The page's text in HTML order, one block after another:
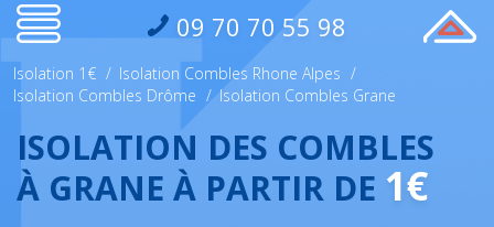
09 70 70 55 98
Isolation 1€ / Isolation Combles Rhone Alpes /
Isolation Combles Drôme / Isolation Combles Grane
ISOLATION DES COMBLES
À GRANE À PARTIR DE 1€